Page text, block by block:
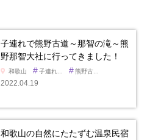
子連れで熊野古道～那智の滝～熊
野那智大社に行ってきました！
和歌山 #子連れ... #熊野古...
2022.04.19
和歌山の自然にたたずむ温泉民宿